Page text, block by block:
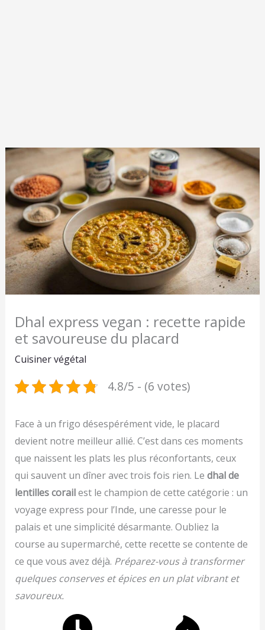
Dhal express vegan : recette rapide
et savoureuse du placard
Cuisiner végétal
4.8/5 - (6 votes)
Face à un frigo désespérément vide, le placard
devient notre meilleur allié. C’est dans ces moments
que naissent les plats les plus réconfortants, ceux
qui sauvent un dîner avec trois fois rien. Le dhal de
lentilles corailest le champion de cette catégorie : un
voyage express pour l’Inde, une caresse pour le
palais et une simplicité désarmante. Oubliez la
course au supermarché, cette recette se contente de
ce que vous avez déjà. Préparez-vous à transformer
quelques conserves et épices en un plat vibrant et
savoureux.